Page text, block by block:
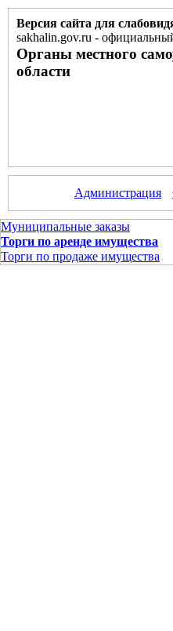
Версия сайта для
sakhalin.gov.ru -
Органы местного
области
Администрация
Муниципальные заказы
Торги по аренде имущества
Торги по продаже имущества